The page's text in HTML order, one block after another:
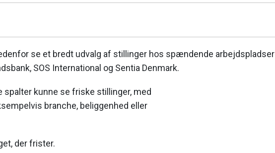
se et bredt udvalg af stillinger hos spændende arbejdspladser
SOS International og Sentia Denmark.
spalter kunne se friske stillinger, med
branche, beliggenhed eller
der frister.